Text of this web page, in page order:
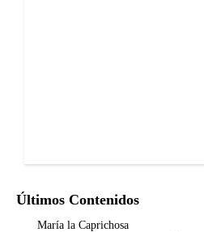
Últimos Contenidos
María la Caprichosa